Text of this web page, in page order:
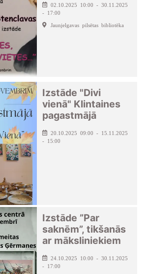
02.10.2025 10:00 - 30.11.2025
- 17:00
Jaunjelgavas pilsētas bibliotēka
Izstāde "Divi
vienā" Klintaines
pagastmājā
20.10.2025 09:00 - 15.11.2025
- 15:00
Izstāde ”Par
saknēm”, tikšanās
ar māksliniekiem
24.10.2025 10:00 - 30.11.2025
- 17:00